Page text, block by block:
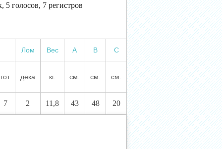
5 голосов, 7 регистров
Лом Вес А В С
гот дека кг. см. см. см.
7 2 11,8 43 48 20